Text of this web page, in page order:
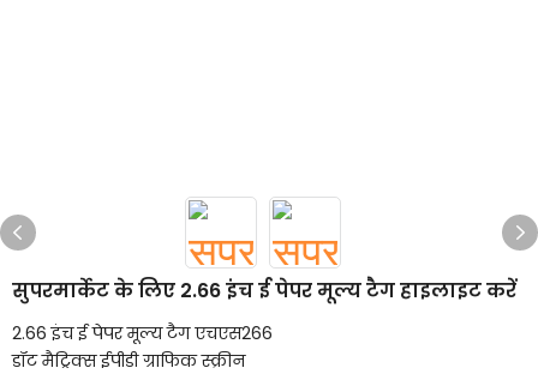
सुपरमार्केट के लिए 2.66 इंच ई पेपर मूल्य टैग हाइलाइट करें
2.66 इंच ई पेपर मूल्य टैग एचएस266
डॉट मैट्रिक्स ईपीडी ग्राफिक स्क्रीन